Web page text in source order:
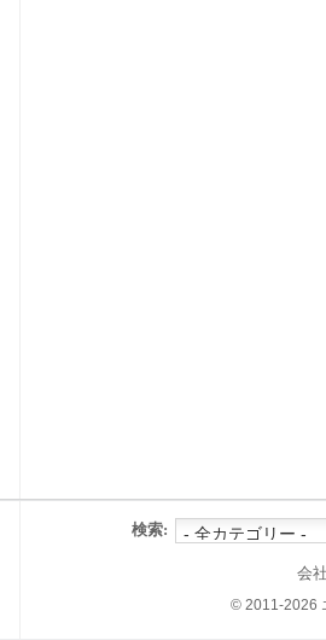
検索:
会
© 2011-2026